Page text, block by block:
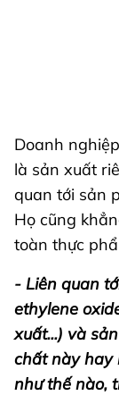
Doanh
là sản xuất
quan tới sản
Họ cũng
toàn thực
- Liên quan
ethylene
xuất...) và
chất này hay
như thế nào,